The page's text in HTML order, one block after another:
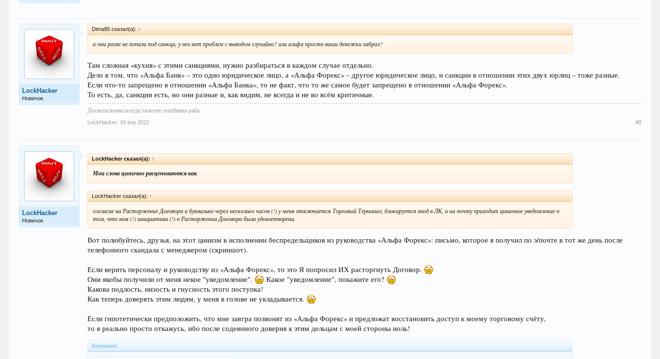
LockHacker
Новичок
Dima85 сказал(а): ↑
а они разве не попали под санкци, у нех нет проблем с выводом случайно? или альфа просто ваши денежки забрал?
Там сложная «кухня» с этими санкциями, нужно разбираться в каждом случае отдельно.
Дело в том, что «Альфа Банк» – это одно юридическое лицо, а «Альфа Форекс» – другое юридическое лицо, и санкции в отношении этих двух юрлиц – тоже разные.
Если что-то запрещено в отношении «Альфа Банка», то не факт, что то же самое будет запрещено в отношении «Альфа Форекс».
То есть, да, санкции есть, но они разные и, как видим, не всегда и не во всём критичные.
Доспехи воина всегда тяжелее ошейника раба
LockHacker 19 апр 2022 #8
LockHacker
Новичок
LockHacker сказал(а): ↑
Мои слова цинично расцениваются как
LockHacker сказал(а): ↑
согласие на Расторжение Договора и буквально через несколько часов (!) у меня отключается Торговый Терминал, блокируется вход в ЛК, и на почту приходит циничное уведомление о
том, что моя (!) инициатива (!) о Расторжении Договора была удовлетворена.
Вот полюбуйтесь, друзья, на этот цинизм в исполнении беспредельщиков из руководства «Альфа Форекс»: письмо, которое я получил по э/почте в тот же день после
телефонного скандала с менеджером (скриншот).
Если верить персоналу и руководству из «Альфа Форекс», то это Я попросил ИХ расторгнуть Договор.
Они якобы получили от меня некое "уведомление".
Какое "уведомление", покажите его?
Какова подлость, низость и гнусность этого поступка!
Как теперь доверять этим людям, у меня в голове не укладывается.
Если гипотетически предположить, что мне завтра позвонят из «Альфа Форекс» и предложат восстановить доступ к моему торговому счёту,
то я реально просто откажусь, ибо после содеянного доверия к этим дельцам с моей стороны ноль!
Вложения: